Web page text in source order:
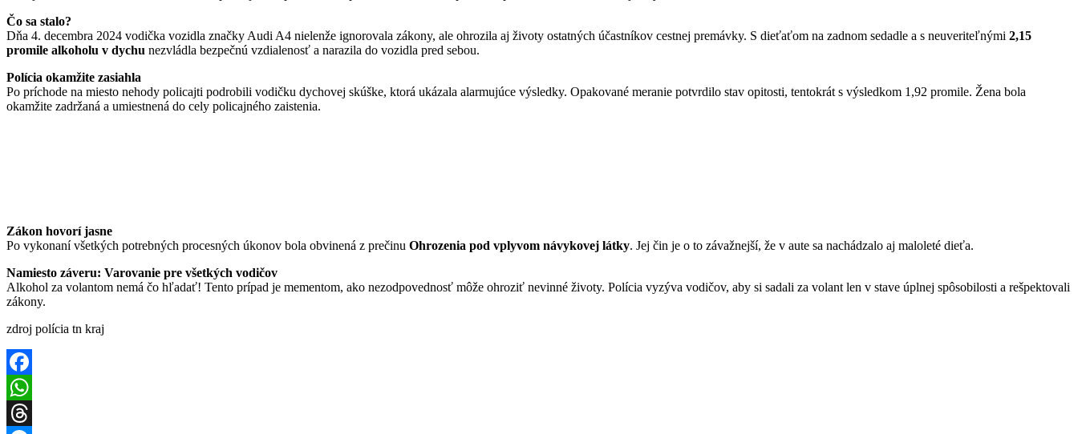
Čo sa stalo?
Dňa 4. decembra 2024 vodička vozidla značky Audi A4 nielenže ignorovala zákony, ale ohrozila aj životy ostatných účastníkov cestnej premávky. S dieťaťom na zadnom sedadle a s neuveriteľnými 2,15
promile alkoholu v dychu nezvládla bezpečnú vzdialenosť a narazila do vozidla pred sebou.
Polícia okamžite zasiahla
Po príchode na miesto nehody policajti podrobili vodičku dychovej skúške, ktorá ukázala alarmujúce výsledky. Opakované meranie potvrdilo stav opitosti, tentokrát s výsledkom 1,92 promile. Žena bola
okamžite zadržaná a umiestnená do cely policajného zaistenia.
Zákon hovorí jasne
Po vykonaní všetkých potrebných procesných úkonov bola obvinená z prečinu Ohrozenia pod vplyvom návykovej látky. Jej čin je o to závažnejší, že v aute sa nachádzalo aj maloleté dieťa.
Namiesto záveru: Varovanie pre všetkých vodičov
Alkohol za volantom nemá čo hľadať! Tento prípad je mementom, ako nezodpovednosť môže ohroziť nevinné životy. Polícia vyzýva vodičov, aby si sadali za volant len v stave úplnej spôsobilosti a rešpektovali
zákony.
zdroj polícia tn kraj
Facebook
WhatsApp